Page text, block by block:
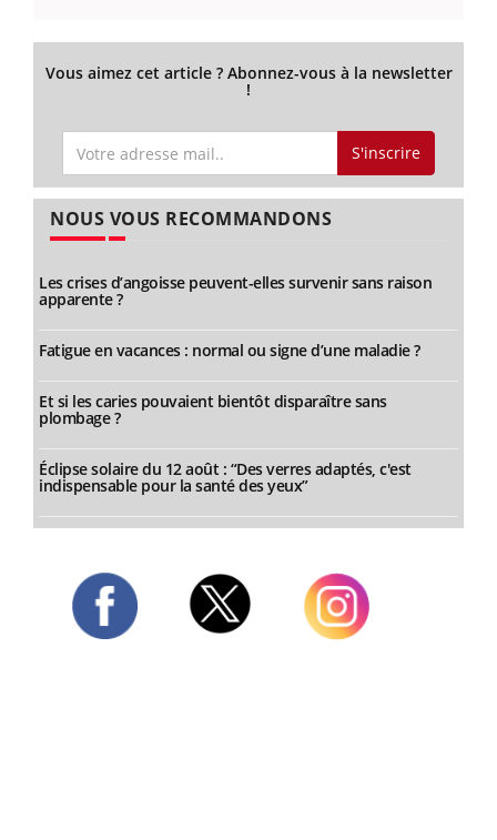
Vous aimez cet article ? Abonnez-vous à la newsletter
!
S'inscrire
NOUS VOUS RECOMMANDONS
Les crises d’angoisse peuvent-elles survenir sans raison
apparente ?
Fatigue en vacances : normal ou signe d’une maladie ?
Et si les caries pouvaient bientôt disparaître sans
plombage ?
Éclipse solaire du 12 août : “Des verres adaptés, c'est
indispensable pour la santé des yeux”